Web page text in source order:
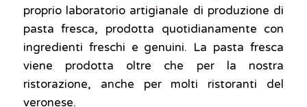
proprio laboratorio artigianale di produzione di
pasta fresca, prodotta quotidianamente con
ingredienti freschi e genuini. La pasta fresca
viene prodotta oltre che per la nostra
ristorazione, anche per molti ristoranti del
veronese.